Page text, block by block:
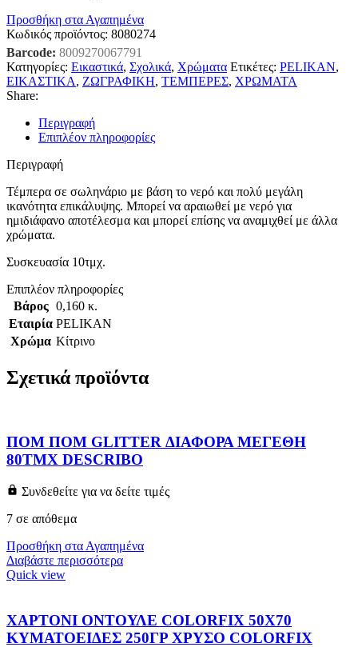
Προσθήκη στα Αγαπημένα
Κωδικός προϊόντος: 8080274
Barcode: 8009270067791
Κατηγορίες: Εικαστικά, Σχολικά, Χρώματα Ετικέτες: PELIKAN,
ΕΙΚΑΣΤΙΚΑ, ΖΩΓΡΑΦΙΚΗ, ΤΕΜΠΕΡΕΣ, ΧΡΩΜΑΤΑ
Share:
Περιγραφή
Επιπλέον πληροφορίες
Περιγραφή
Τέμπερα σε σωληνάριο με βάση το νερό και πολύ μεγάλη
ικανότητα επικάλυψης. Μπορεί να αραιωθεί με νερό για
ημιδιάφανο αποτέλεσμα και μπορεί επίσης να αναμιχθεί με άλλα
χρώματα.
Συσκευασία 10τμχ.
Επιπλέον πληροφορίες
Βάρος 0,160 κ.
Εταιρία PELIKAN
Χρώμα Κίτρινο
Σχετικά προϊόντα
ΠΟΜ ΠΟΜ GLITTER ΔΙΑΦΟΡΑ ΜΕΓΕΘΗ
80TΜΧ DESCRIBO
Συνδεθείτε για να δείτε τιμές
7 σε απόθεμα
Προσθήκη στα Αγαπημένα
Διαβάστε περισσότερα
Quick view
ΧΑΡΤΟΝΙ ΟΝΤΟΥΛΕ COLORFIX 50Χ70
ΚΥΜΑΤΟΕΙΔΕΣ 250ΓΡ ΧΡΥΣΟ COLORFIX